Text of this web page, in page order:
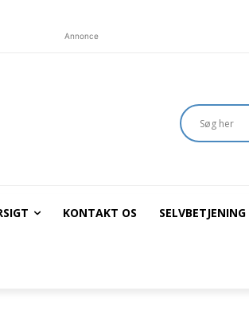
Annonce
KONTAKT OS SELVBETJENING